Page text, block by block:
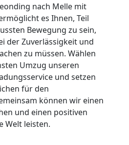
nach Melle mit
es Ihnen, Teil
Bewegung zu sein,
der Zuverlässigkeit und
zu müssen. Wählen
Umzug unseren
und setzen
für den
können wir einen
und einen positiven
Welt leisten.